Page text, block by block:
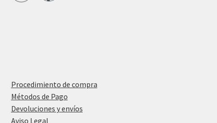
Procedimiento de compra
Métodos de Pago
Devoluciones y envíos
Aviso Legal